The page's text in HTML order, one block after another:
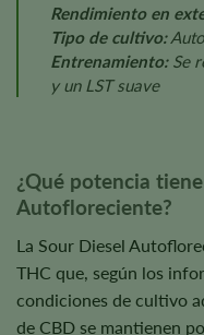
Rendimiento en
Tipo de cultivo:
Entrenamiento:Se
y un LST suave
¿Qué potencia
Autofloreciente?
La Sour Diesel
THC que, según los
condiciones de cultivo
de CBD se mantienen